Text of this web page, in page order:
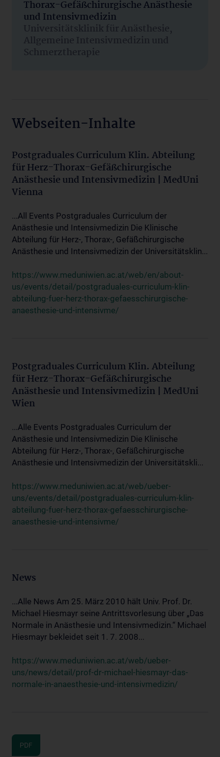
Thorax-Gefäßchirurgische Anästhesie
und Intensivmedizin
Universitätsklinik für Anästhesie,
Allgemeine Intensivmedizin und
Schmerztherapie
Webseiten-Inhalte
Postgraduales Curriculum Klin. Abteilung
für Herz-Thorax-Gefäßchirurgische
Anästhesie und Intensivmedizin | MedUni
Vienna
...All Events Postgraduales Curriculum der
Anästhesie und Intensivmedizin Die Klinische
Abteilung für Herz-, Thorax-, Gefäßchirurgische
Anästhesie und Intensivmedizin der Universitätsklin...
https://www.meduniwien.ac.at/web/en/about-
us/events/detail/postgraduales-curriculum-klin-
abteilung-fuer-herz-thorax-gefaesschirurgische-
anaesthesie-und-intensivme/
Postgraduales Curriculum Klin. Abteilung
für Herz-Thorax-Gefäßchirurgische
Anästhesie und Intensivmedizin | MedUni
Wien
...Alle Events Postgraduales Curriculum der
Anästhesie und Intensivmedizin Die Klinische
Abteilung für Herz-, Thorax-, Gefäßchirurgische
Anästhesie und Intensivmedizin der Universitätskli...
https://www.meduniwien.ac.at/web/ueber-
uns/events/detail/postgraduales-curriculum-klin-
abteilung-fuer-herz-thorax-gefaesschirurgische-
anaesthesie-und-intensivme/
News
...Alle News Am 25. März 2010 hält Univ. Prof. Dr.
Michael Hiesmayr seine Antrittsvorlesung über „Das
Normale in Anästhesie und Intensivmedizin.“ Michael
Hiesmayr bekleidet seit 1. 7. 2008...
https://www.meduniwien.ac.at/web/ueber-
uns/news/detail/prof-dr-michael-hiesmayr-das-
normale-in-anaesthesie-und-intensivmedizin/
PDF